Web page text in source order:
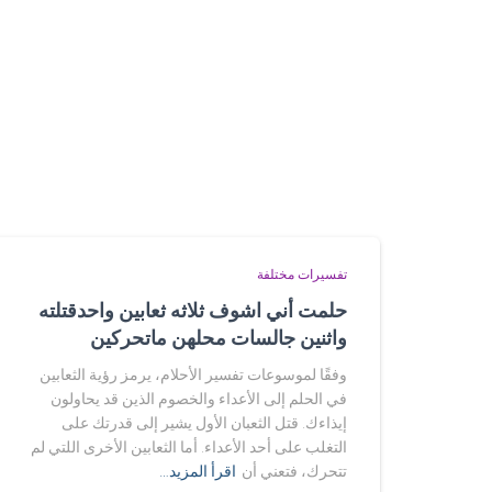
تفسيرات مختلفة
حلمت أني اشوف ثلاثه ثعابين واحدقتلته
واثنين جالسات محلهن ماتحركين
وفقًا لموسوعات تفسير الأحلام، يرمز رؤية الثعابين
في الحلم إلى الأعداء والخصوم الذين قد يحاولون
إيذاءك. قتل الثعبان الأول يشير إلى قدرتك على
التغلب على أحد الأعداء. أما الثعابين الأخرى اللتي لم
تتحرك، فتعني أن اقرأ المزيد…